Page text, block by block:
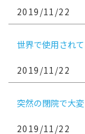
2019/11/22
世界で使用され
2019/11/22
突然の閉院で大
2019/11/22